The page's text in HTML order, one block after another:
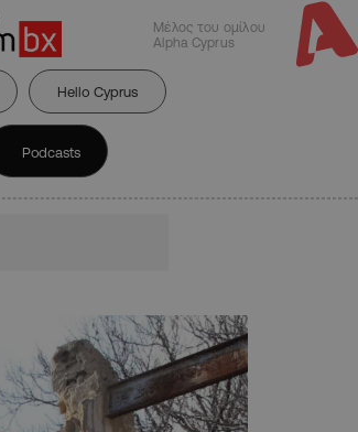
Μέλος του ομίλου
Alpha Cyprus
Hello Cyprus
Podcasts